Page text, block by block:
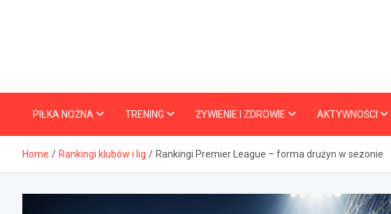
PIŁKA NOŻNA TRENING ŻYWIENIE I ZDROWIE AKTYWNOŚCI
Home Rankingi klubów i lig Rankingi Premier League – forma drużyn w sezonie